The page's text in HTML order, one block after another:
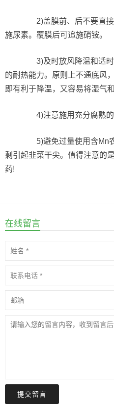
2)盖膜前、后不要直接
施尿素。覆膜后可追施硝铵。
3)及时放风降温和适时
的耐热能力。原则上不通底风
即有利于降温，又容易将湿气
4)注意施用充分腐熟的
5)避免过量使用含Mn农
剩引起韭菜干尖。值得注意的
药!
在线留言
提交留言